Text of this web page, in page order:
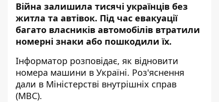
Війна залишила тисячі українців без
житла та автівок. Під час евакуації
багато власників автомобілів втратили
номерні знаки або пошкодили їх.
Інформатор розповідає, як відновити
номера машини в Україні. Роз'яснення
дали в Міністерстві внутрішніх справ
(МВС).